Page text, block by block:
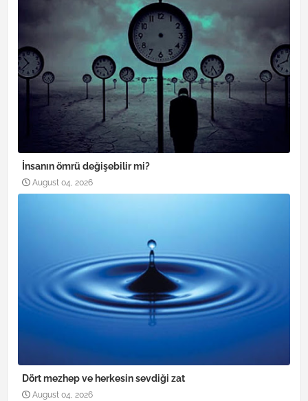
İnsanın ömrü değişebilir mi?
August 04, 2026
Dört mezhep ve herkesin sevdiği zat
August 04, 2026